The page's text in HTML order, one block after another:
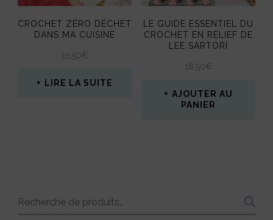
CROCHET ZÉRO DÉCHET
DANS MA CUISINE
10,50€
LIRE LA SUITE
LE GUIDE ESSENTIEL DU
CROCHET EN RELIEF DE
LEE SARTORI
18,50€
AJOUTER AU
PANIER
Recherche